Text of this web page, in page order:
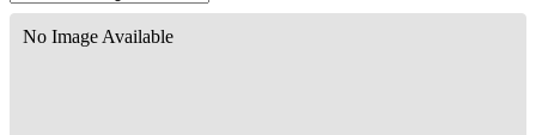
No Image Available